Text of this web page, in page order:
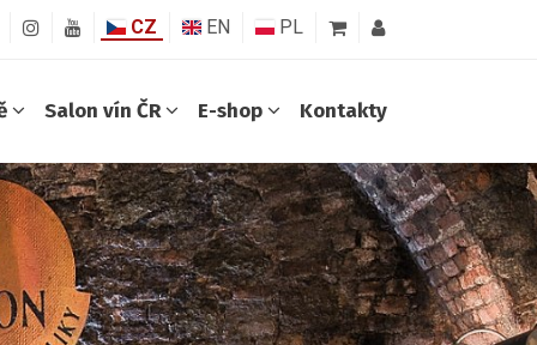
CZ EN PL
Salon vín ČR E-shop Kontakty